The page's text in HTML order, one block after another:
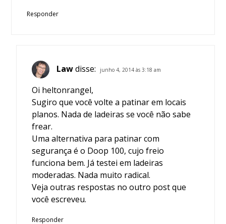
Responder
Law disse: junho 4, 2014 às 3:18 am
Oi heltonrangel,
Sugiro que você volte a patinar em locais
planos. Nada de ladeiras se você não sabe
frear.
Uma alternativa para patinar com
segurança é o Doop 100, cujo freio
funciona bem. Já testei em ladeiras
moderadas. Nada muito radical.
Veja outras respostas no outro post que
você escreveu.
Responder